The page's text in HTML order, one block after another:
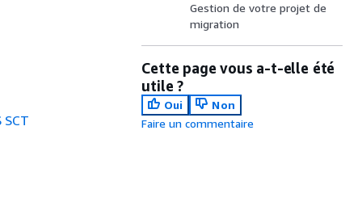
Gestion de votre projet de
migration
Cette page vous a-t-elle été
utile ?
Oui
Non
Faire un commentaire